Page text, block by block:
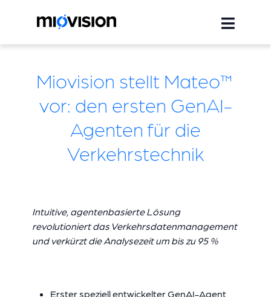
Miovision stellt Mateo™
vor: den ersten GenAI-
Agenten für die
Verkehrstechnik
Intuitive, agentenbasierte Lösung
revolutioniert das Verkehrsdatenmanagement
und verkürzt die Analysezeit um bis zu 95 %
Erster speziell entwickelter GenAI-Agent